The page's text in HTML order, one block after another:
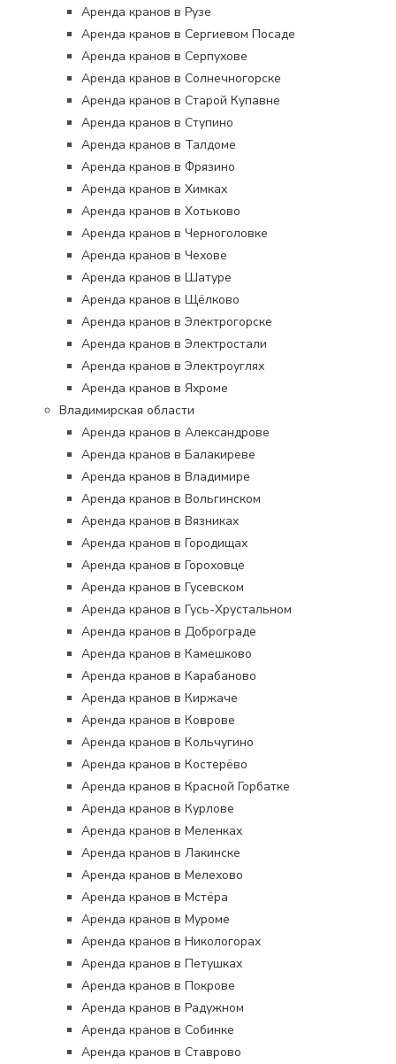
Аренда кранов в Рузе
Аренда кранов в Сергиевом Посаде
Аренда кранов в Серпухове
Аренда кранов в Солнечногорске
Аренда кранов в Старой Купавне
Аренда кранов в Ступино
Аренда кранов в Талдоме
Аренда кранов в Фрязино
Аренда кранов в Химках
Аренда кранов в Хотьково
Аренда кранов в Черноголовке
Аренда кранов в Чехове
Аренда кранов в Шатуре
Аренда кранов в Щёлково
Аренда кранов в Электрогорске
Аренда кранов в Электростали
Аренда кранов в Электроуглях
Аренда кранов в Яхроме
Владимирская области
Аренда кранов в Александрове
Аренда кранов в Балакиреве
Аренда кранов в Владимире
Аренда кранов в Вольгинском
Аренда кранов в Вязниках
Аренда кранов в Городищах
Аренда кранов в Гороховце
Аренда кранов в Гусевском
Аренда кранов в Гусь-Хрустальном
Аренда кранов в Доброграде
Аренда кранов в Камешково
Аренда кранов в Карабаново
Аренда кранов в Киржаче
Аренда кранов в Коврове
Аренда кранов в Кольчугино
Аренда кранов в Костерёво
Аренда кранов в Красной Горбатке
Аренда кранов в Курлове
Аренда кранов в Меленках
Аренда кранов в Лакинске
Аренда кранов в Мелехово
Аренда кранов в Мстёра
Аренда кранов в Муроме
Аренда кранов в Никологорах
Аренда кранов в Петушках
Аренда кранов в Покрове
Аренда кранов в Радужном
Аренда кранов в Собинке
Аренда кранов в Ставрово